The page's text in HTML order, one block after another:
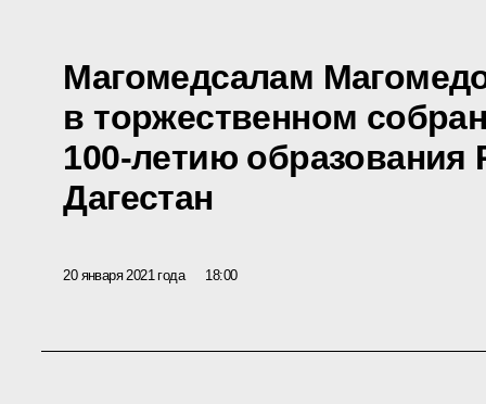
Магомедсалам
в торжественном
100-летию образования
Дагестан
20 января 2021 года 18:00